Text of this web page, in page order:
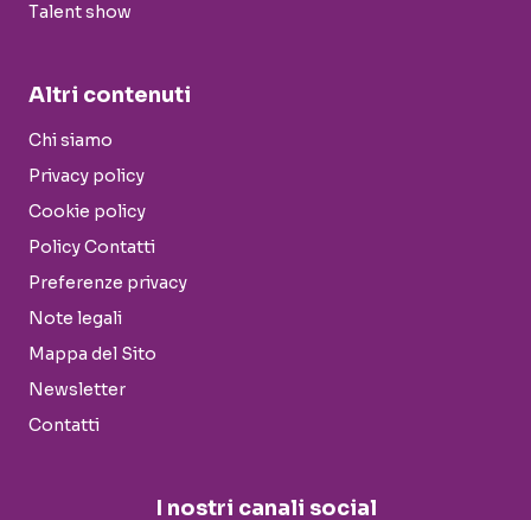
Talent show
Altri contenuti
Chi siamo
Privacy policy
Cookie policy
Policy Contatti
Preferenze privacy
Note legali
Mappa del Sito
Newsletter
Contatti
I nostri canali social